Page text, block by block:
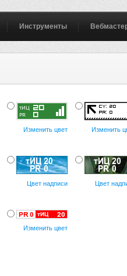
Инструменты
Изменить цвет Изменить
Цвет надписи Цвет
Изменить цвет